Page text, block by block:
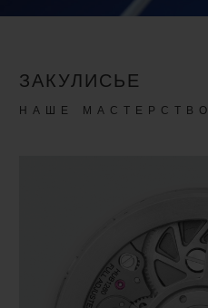
ЗАКУЛИСЬЕ
НАШЕ МАСТЕРСТВО